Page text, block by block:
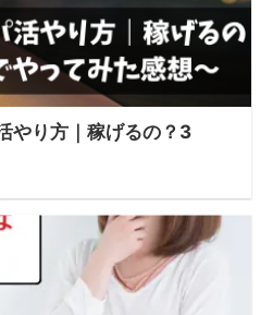
やり方｜稼げるの？3